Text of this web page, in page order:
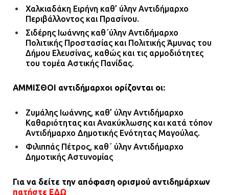
Χαλκιαδάκη Ειρήνη καθ’ ύλην Αντιδήμαρχο
Περιβάλλοντος και Πρασίνου.
Σιδέρης Ιωάννης καθ΄ύλην Αντιδήμαρχο
Πολιτικής Προστασίας και Πολιτικής Άμυνας του
Δήμου Ελευσίνας, καθώς και τις αρμοδιότητες
του τομέα Αστικής Πανίδας.
ΑΜΜΙΣΘΟΙ αντιδήμαρχοι ορίζονται οι:
Ζυμάλης Ιωάννης, καθ’ ύλην Αντιδήμαρχο
Καθαριότητας και Ανακύκλωσης και κατά τόπον
Αντιδήμαρχο Δημοτικής Ενότητας Μαγούλας.
Φιλιππάς Πέτρος, καθ΄ ύλην Αντιδήμαρχο
Δημοτικής Αστυνομίας
Για να δείτε την απόφαση ορισμού αντιδημάρχων
πατήστε ΕΔΩ